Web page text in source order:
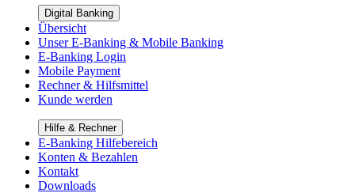
Digital Banking
Übersicht
Unser E-Banking & Mobile Banking
E-Banking Login
Mobile Payment
Rechner & Hilfsmittel
Kunde werden
Hilfe & Rechner
E-Banking Hilfebereich
Konten & Bezahlen
Kontakt
Downloads